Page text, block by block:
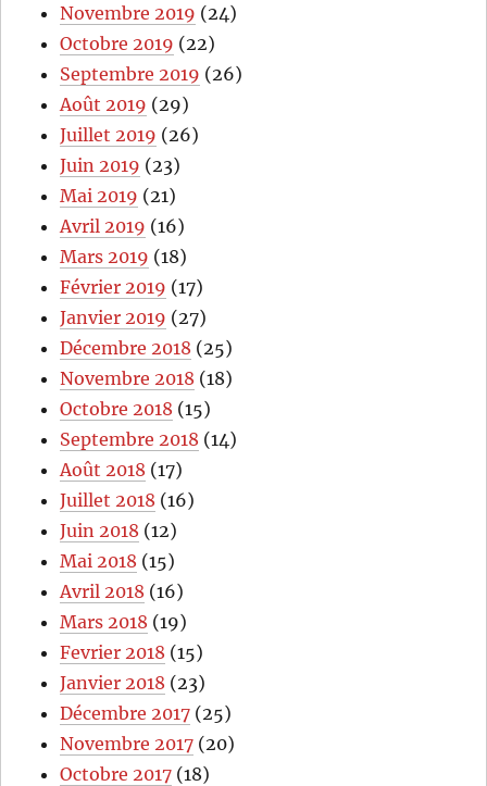
Novembre 2019 (24)
Octobre 2019 (22)
Septembre 2019 (26)
Août 2019 (29)
Juillet 2019 (26)
Juin 2019 (23)
Mai 2019 (21)
Avril 2019 (16)
Mars 2019 (18)
Février 2019 (17)
Janvier 2019 (27)
Décembre 2018 (25)
Novembre 2018 (18)
Octobre 2018 (15)
Septembre 2018 (14)
Août 2018 (17)
Juillet 2018 (16)
Juin 2018 (12)
Mai 2018 (15)
Avril 2018 (16)
Mars 2018 (19)
Fevrier 2018 (15)
Janvier 2018 (23)
Décembre 2017 (25)
Novembre 2017 (20)
Octobre 2017 (18)